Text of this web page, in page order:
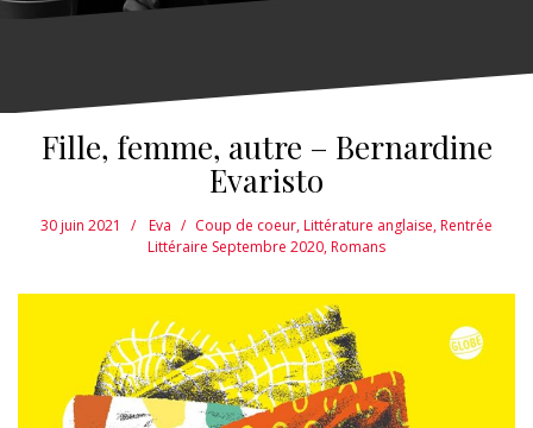
Fille, femme, autre – Bernardine
Evaristo
30 juin 2021 Eva Coup de coeur,Littérature anglaise,Rentrée
Littéraire Septembre 2020,Romans